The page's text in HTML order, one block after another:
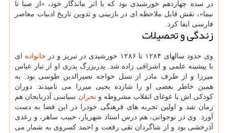
در سده چهاردهم خورشیدی بود که با اثر ماندگار خود، «از صبا تا
نیما»، نقش قابل ملاحظه ای در بازبینی و تدوین تاریخ ادبیات معاصر
فارسی ایفا کرد.
زندگی و تحصیلات
وی حدود سالهای ۱۲۸۴ تا ۱۲۸۶ خورشیدی در تبریز و در خانواده ای
با پیشینه علمی و اشرافی زاده شد. پدربزرگ پدری او از تبار عباس
میرزا و از طرف مادر از نسل خواجه نصیرالدین طوسی بود. به
همین خاطر بعضی او را شازده یحیی میرزا می نامیدند. دوران
کودکی اش با غوغای انقلاب مشروطه و بحران سیاسی آذربایجان هم
زمان شد و اولین تجربه های فرهنگی خودرا در این فضا به دست
آورد. وی در نوجوانی، هم درس استاد شهریار، حبیب ساهر، و رعدی
آذرخشی بود و از شاگردان تقی رفعت و احمد کسروی به شمار می